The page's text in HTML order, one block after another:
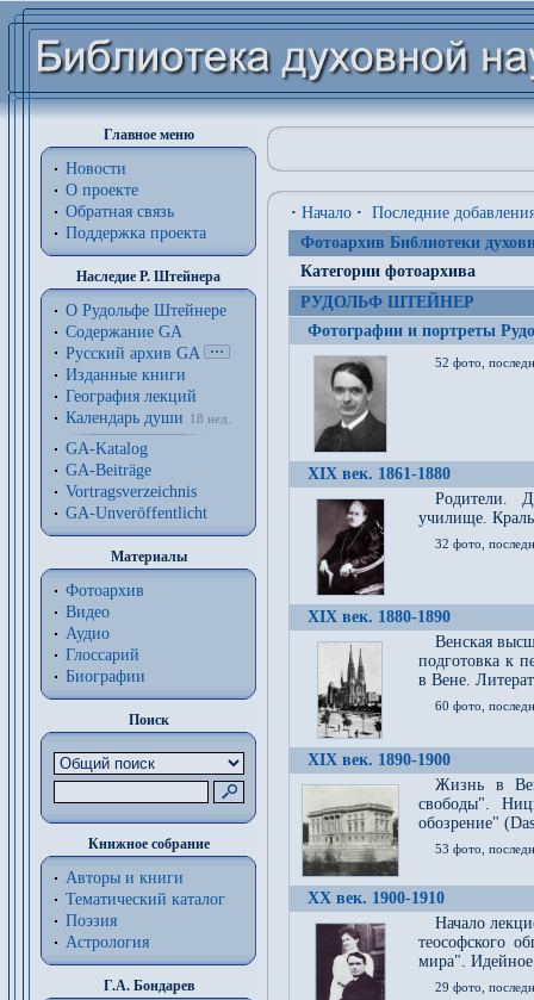
Главное меню
Новости
О проекте
Обратная связь
Поддержка проекта
Наследие Р. Штейнера
О Рудольфе Штейнере
Содержание GA
Русский архив GA
Изданные книги
География лекций
Календарь души
18 нед.
GA-Katalog
GA-Beiträge
Vortragsverzeichnis
GA-Unveröffentlicht
Материалы
Фотоархив
Видео
Аудио
Глоссарий
Биографии
Поиск
Книжное собрание
Авторы и книги
Тематический каталог
Поэзия
Астрология
Г.А. Бондарев
· Начало · Последние
Фотоархив Библиотеки
Категории фотоархива
РУДОЛЬФ ШТЕЙНЕР
Фотографии и портреты
52 фото,
XIX век. 1861-1880
Родители.
училище.
32 фото,
XIX век. 1880-1890
Венская
подготовка к
в Вене.
60 фото,
XIX век. 1890-1900
Жизнь в
свободы".
обозрение"
53 фото,
XX век. 1900-1910
Начало
теософского
мира". Идейное
29 фото,